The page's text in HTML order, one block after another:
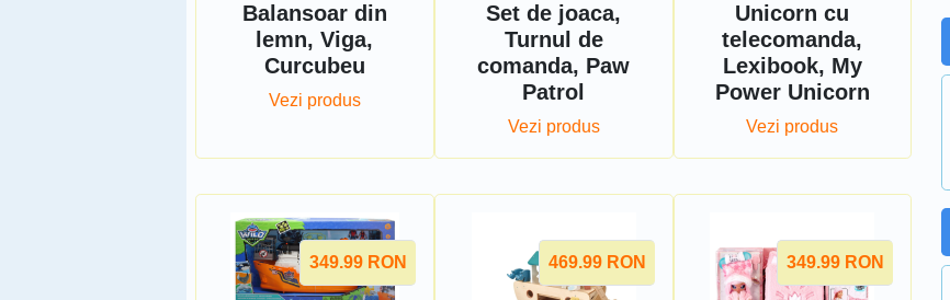
Balansoar din
lemn, Viga,
Curcubeu
Vezi produs
Set de joaca,
Turnul de
comanda, Paw
Patrol
Vezi produs
Unicorn cu
telecomanda,
Lexibook, My
Power Unicorn
Vezi produs
349.99 RON 469.99 RON 349.99 RON